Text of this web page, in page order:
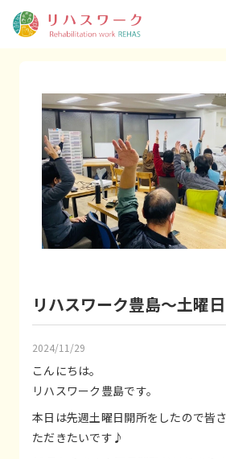
リハスワーク豊島〜土曜
2024/11/29
こんにちは。
リハスワーク豊島です。
本日は先週土曜日開所をしたので皆
ただきたいです♪